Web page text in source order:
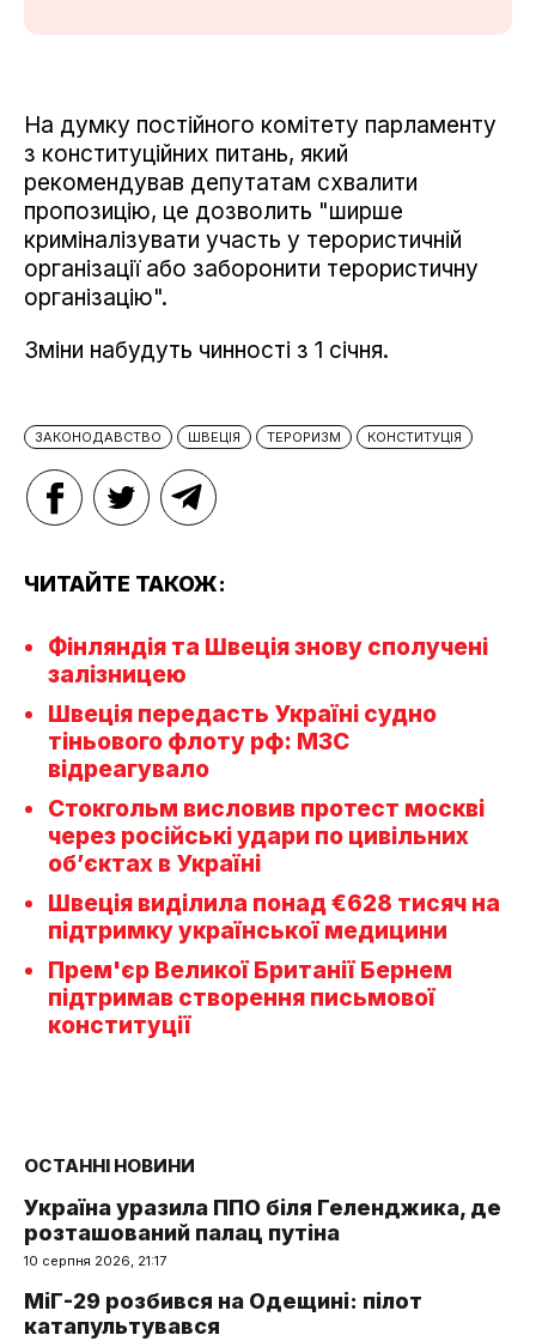
На думку постійного комітету парламенту
з конституційних питань, який
рекомендував депутатам схвалити
пропозицію, це дозволить "ширше
криміналізувати участь у терористичній
організації або заборонити терористичну
організацію".
Зміни набудуть чинності з 1 січня.
ЗАКОНОДАВСТВО ШВЕЦІЯ ТЕРОРИЗМ КОНСТИТУЦІЯ
ЧИТАЙТЕ ТАКОЖ:
Фінляндія та Швеція знову сполучені
залізницею
Швеція передасть Україні судно
тіньового флоту рф: МЗС
відреагувало
Стокгольм висловив протест москві
через російські удари по цивільних
об’єктах в Україні
Швеція виділила понад €628 тисяч на
підтримку української медицини
Прем'єр Великої Британії Бернем
підтримав створення письмової
конституції
ОСТАННІ НОВИНИ
Україна уразила ППО біля Геленджика, де
розташований палац путіна
10 серпня 2026, 21:17
МіГ-29 розбився на Одещині: пілот
катапультувався